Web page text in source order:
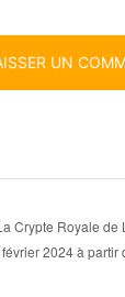
Crypte Royale de
2024 à partir